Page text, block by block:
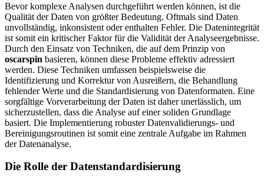
Bevor komplexe Analysen durchgeführt werden können, ist die
Qualität der Daten von größter Bedeutung. Oftmals sind Daten
unvollständig, inkonsistent oder enthalten Fehler. Die Datenintegrität
ist somit ein kritischer Faktor für die Validität der Analyseergebnisse.
Durch den Einsatz von Techniken, die auf dem Prinzip von
oscarspin basieren, können diese Probleme effektiv adressiert
werden. Diese Techniken umfassen beispielsweise die
Identifizierung und Korrektur von Ausreißern, die Behandlung
fehlender Werte und die Standardisierung von Datenformaten. Eine
sorgfältige Vorverarbeitung der Daten ist daher unerlässlich, um
sicherzustellen, dass die Analyse auf einer soliden Grundlage
basiert. Die Implementierung robuster Datenvalidierungs- und
Bereinigungsroutinen ist somit eine zentrale Aufgabe im Rahmen
der Datenanalyse.
Die Rolle der Datenstandardisierung